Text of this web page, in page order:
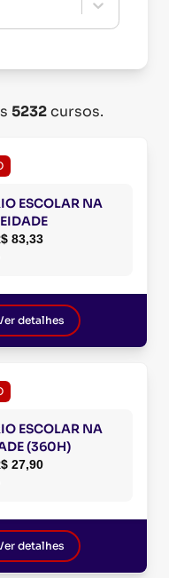
5232cursos.
ESCOLAR NA
83,33
detalhes
ESCOLAR NA
(360H)
27,90
detalhes